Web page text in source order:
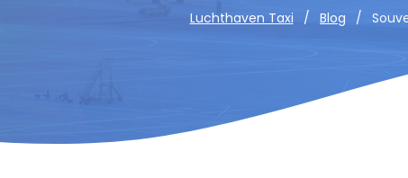
Luchthaven Taxi Blog